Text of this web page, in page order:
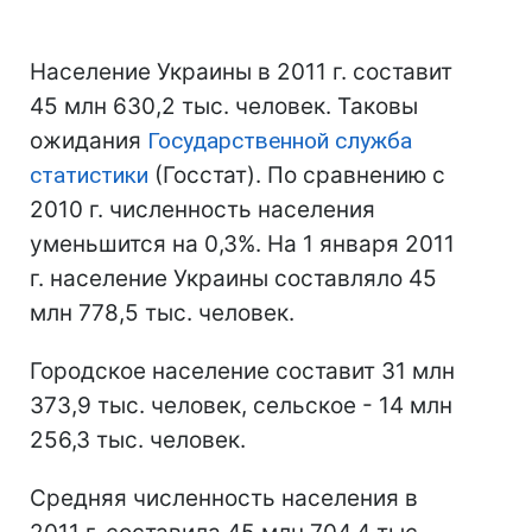
Население Украины в 2011 г. составит
45 млн 630,2 тыс. человек. Таковы
ожидания Государственной служба
статистики (Госстат). По сравнению с
2010 г. численность населения
уменьшится на 0,3%. На 1 января 2011
г. население Украины составляло 45
млн 778,5 тыс. человек.
Городское население составит 31 млн
373,9 тыс. человек, сельское - 14 млн
256,3 тыс. человек.
Средняя численность населения в